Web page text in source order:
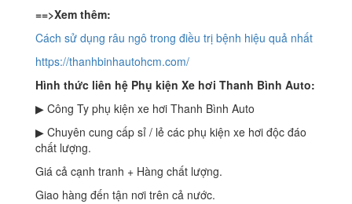
==>Xem thêm:
Cách sử dụng râu ngô trong điều trị bệnh hiệu quả nhất
https://thanhbinhautohcm.com/
Hình thức liên hệ Phụ kiện Xe hơi Thanh Bình Auto:
▶ Công Ty phụ kiện xe hơi Thanh Bình Auto
▶ Chuyên cung cấp sỉ / lẻ các phụ kiện xe hơi độc đáo
chất lượng.
Giá cả cạnh tranh + Hàng chất lượng.
Giao hàng đến tận nơi trên cả nước.